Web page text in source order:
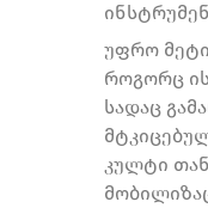
უფრო
როგორც
სადაც
კულტი